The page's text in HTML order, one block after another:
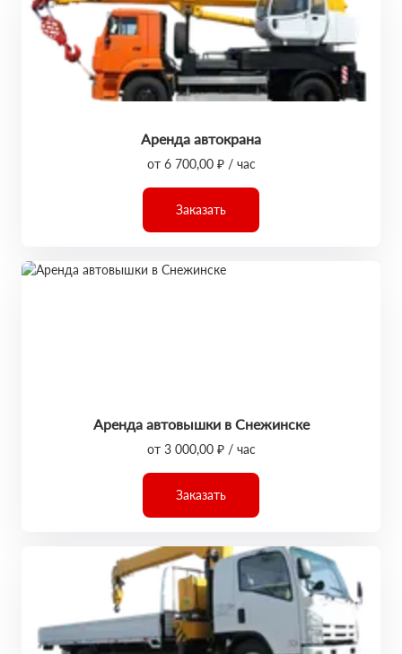
Аренда автокрана
от 6 700,00 ₽ / час
Заказать
Аренда автовышки в Снежинске
от 3 000,00 ₽ / час
Заказать